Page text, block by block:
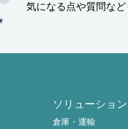
気になる点や質問な
ソリューショ
倉庫・運輸